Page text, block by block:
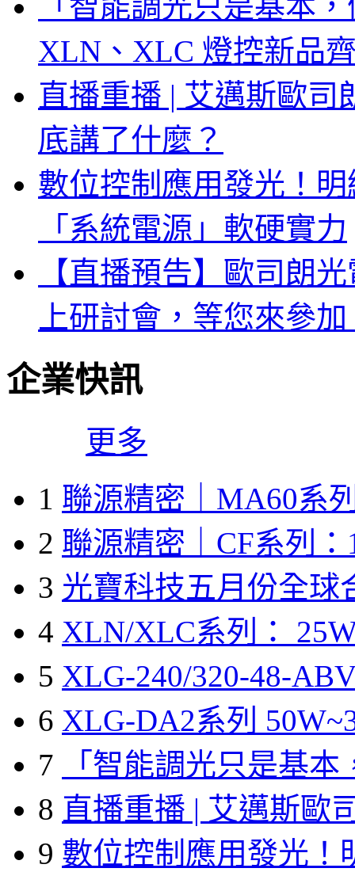
XLN、XLC 燈控新品
直播重播 | 艾邁斯歐司
底講了什麼？
數位控制應用發光！
「系統電源」軟硬實力
【直播預告】歐司朗
上研討會，等您來參
企業快訊
更多
1 聯源精密｜MA60系
2 聯源精密｜CF系列：
3 光寶科技五月份全球
4 XLN/XLC系列：
5 XLG-240/320-48-
6 XLG-DA2系列
7
「智能調光只是基本
8 直播重播 | 艾邁斯歐
9 數位控制應用發光！